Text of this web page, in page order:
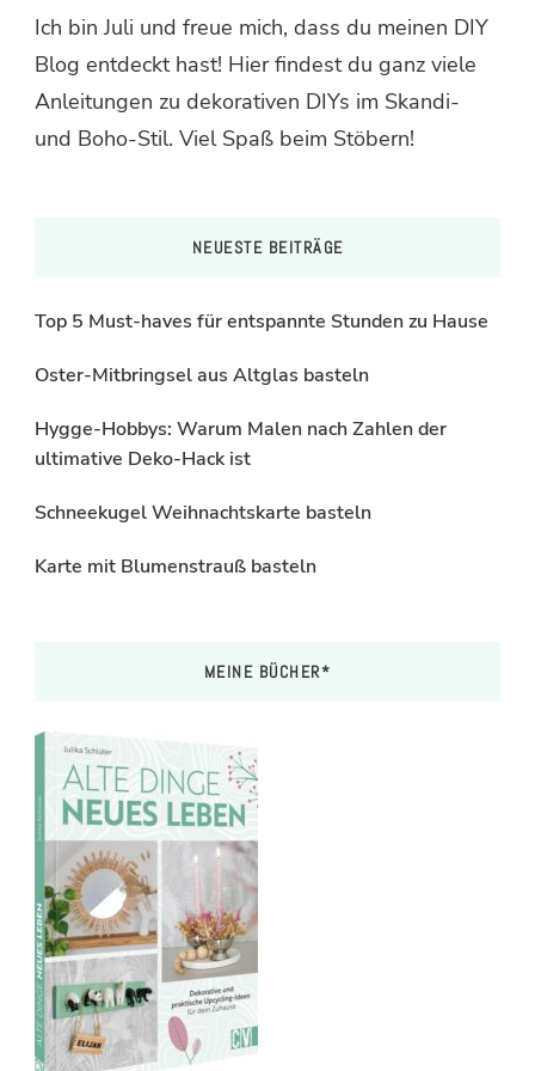
Ich bin Juli und freue mich, dass du meinen DIY
Blog entdeckt hast! Hier findest du ganz viele
Anleitungen zu dekorativen DIYs im Skandi-
und Boho-Stil. Viel Spaß beim Stöbern!
NEUESTE BEITRÄGE
Top 5 Must-haves für entspannte Stunden zu Hause
Oster-Mitbringsel aus Altglas basteln
Hygge-Hobbys: Warum Malen nach Zahlen der
ultimative Deko-Hack ist
Schneekugel Weihnachtskarte basteln
Karte mit Blumenstrauß basteln
MEINE BÜCHER*